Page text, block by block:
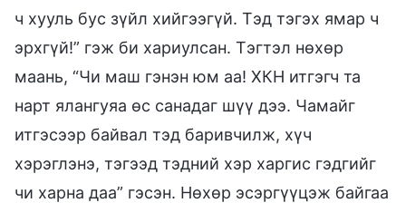
ч хууль бус зүйл хийгээгүй. Тэд тэгэх ямар ч
эрхгүй!” гэж би хариулсан. Тэгтэл нөхөр
маань, “Чи маш гэнэн юм аа! ХКН итгэгч та
нарт ялангуяа өс санадаг шүү дээ. Чамайг
итгэсээр байвал тэд баривчилж, хүч
хэрэглэнэ, тэгээд тэдний хэр харгис гэдгийг
чи харна даа” гэсэн. Нөхөр эсэргүүцэж байгаа